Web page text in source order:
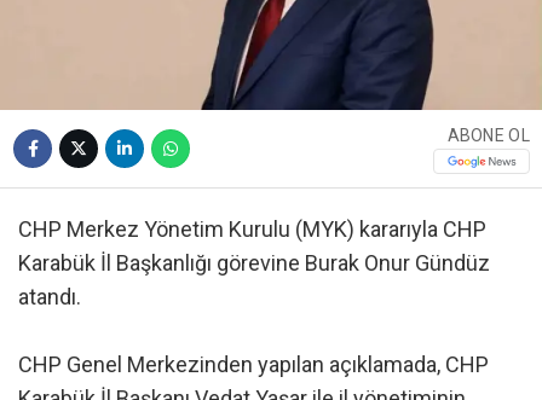
ABONE OL
CHP Merkez Yönetim Kurulu (MYK) kararıyla CHP
Karabük İl Başkanlığı görevine Burak Onur Gündüz
atandı.
CHP Genel Merkezinden yapılan açıklamada, CHP